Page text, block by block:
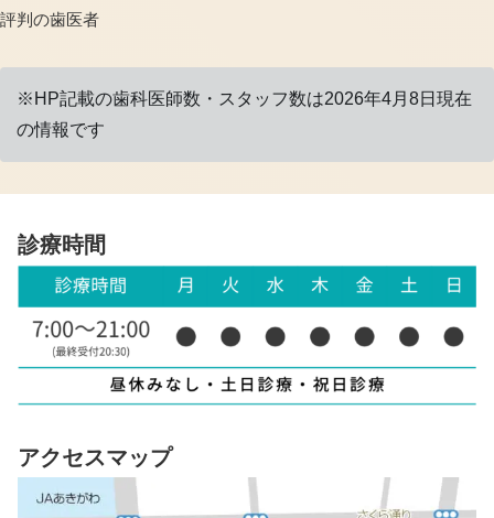
評判の歯医者
※HP記載の歯科医師数・スタッフ数は2026年4月8日現在
の情報です
診療時間
アクセスマップ